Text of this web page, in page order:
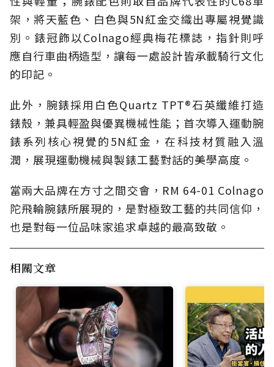
架，將天藍色、白色與5N紅金交織出專屬視覺識
別。錶冠飾以Colnago經典梅花標誌，指針則呼
應自行車曲柄造型，讓每一處設計皆承載騎行文化
的印記。
此外，腕錶採用白色Quartz TPT®石英纖維打造
錶殼，兼具輕盈與優異機械性能；首次導入運動腕
錶系列核心視覺的5N紅金，在科技材質融入溫
潤，展現運動機械與製錶工藝對話的美學高度。
當兩大品牌在方寸之間交會，RM 64-01 Colnago
陀飛輪腕錶所展現的，是對極致工藝的共同信仰，
也是對每一位品味家追求卓越的最高致敬。
相關文章